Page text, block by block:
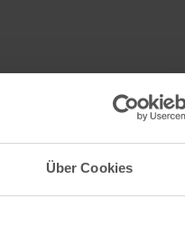
Über Cookies